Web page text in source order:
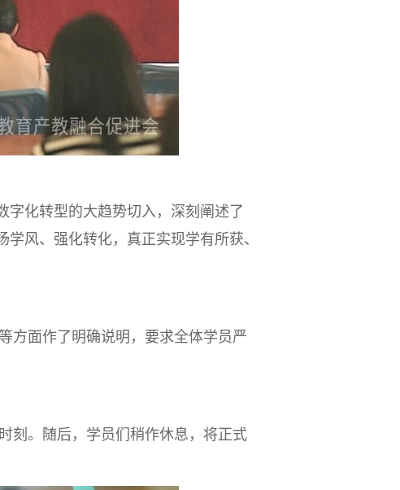
字化转型的大趋势切入，深刻阐述了
风、强化转化，真正实现学有所获、
面作了明确说明，要求全体学员严
。随后，学员们稍作休息，将正式